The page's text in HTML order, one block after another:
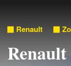
Renault